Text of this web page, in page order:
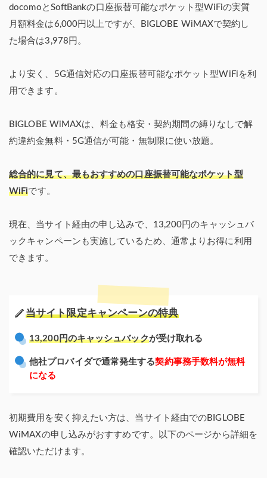
docomoとSoftBankの口座振替可能なポケット型WiFiの実質
月額料金は6,000円以上ですが、BIGLOBE WiMAXで契約し
た場合は3,978円。
より安く、5G通信対応の口座振替可能なポケット型WiFiを利
用できます。
BIGLOBE WiMAXは、料金も格安・契約期間の縛りなしで解
約違約金無料・5G通信が可能・無制限に使い放題。
総合的に見て、最もおすすめの口座振替可能なポケット型
WiFiです。
現在、当サイト経由の申し込みで、13,200円のキャッシュバ
ックキャンペーンも実施しているため、通常よりお得に利用
できます。
当サイト限定キャンペーンの特典
13,200円のキャッシュバックが受け取れる
他社プロバイダで通常発生する契約事務手数料が無料
になる
初期費用を安く抑えたい方は、当サイト経由でのBIGLOBE
WiMAXの申し込みがおすすめです。以下のページから詳細を
確認いただけます。